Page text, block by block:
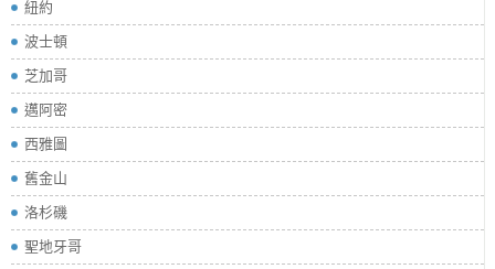
紐約
波士頓
芝加哥
邁阿密
西雅圖
舊金山
洛杉磯
聖地牙哥